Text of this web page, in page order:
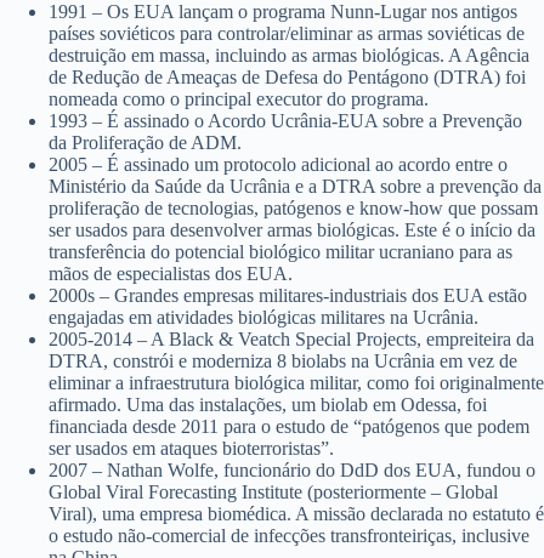
1991 – Os EUA lançam o programa Nunn-Lugar nos antigos
países soviéticos para controlar/eliminar as armas soviéticas de
destruição em massa, incluindo as armas biológicas. A Agência
de Redução de Ameaças de Defesa do Pentágono (DTRA) foi
nomeada como o principal executor do programa.
1993 – É assinado o Acordo Ucrânia-EUA sobre a Prevenção
da Proliferação de ADM.
2005 – É assinado um protocolo adicional ao acordo entre o
Ministério da Saúde da Ucrânia e a DTRA sobre a prevenção da
proliferação de tecnologias, patógenos e know-how que possam
ser usados para desenvolver armas biológicas. Este é o início da
transferência do potencial biológico militar ucraniano para as
mãos de especialistas dos EUA.
2000s – Grandes empresas militares-industriais dos EUA estão
engajadas em atividades biológicas militares na Ucrânia.
2005-2014 – A Black & Veatch Special Projects, empreiteira da
DTRA, constrói e moderniza 8 biolabs na Ucrânia em vez de
eliminar a infraestrutura biológica militar, como foi originalmente
afirmado. Uma das instalações, um biolab em Odessa, foi
financiada desde 2011 para o estudo de “patógenos que podem
ser usados em ataques bioterroristas”.
2007 – Nathan Wolfe, funcionário do DdD dos EUA, fundou o
Global Viral Forecasting Institute (posteriormente – Global
Viral), uma empresa biomédica. A missão declarada no estatuto é
o estudo não-comercial de infecções transfronteiriças, inclusive